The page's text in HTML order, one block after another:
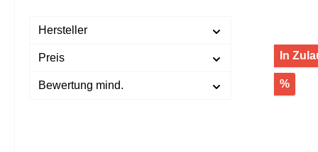
Hersteller
Preis
Bewertung mind.
und
eine
In
%